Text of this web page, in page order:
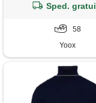
Sped.
58
Yoox